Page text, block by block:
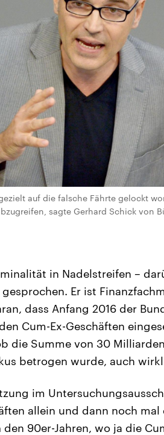
auf die falsche Fährte gelockt
sagte Gerhard Schick von
in Nadelstreifen –
Er ist
dass Anfang 2016 der
Cum-Ex-Geschäften
die Summe von 30
betrogen wurde, auch
im
allein und dann noch
90er-Jahren, wo ja die